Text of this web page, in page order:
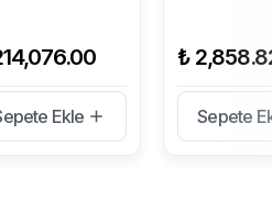
Ekle
₺
Sepete